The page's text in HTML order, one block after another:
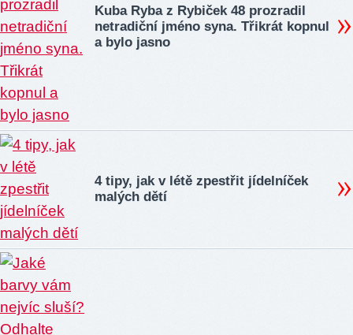
Kuba Ryba z Rybiček 48 prozradil
netradiční jméno syna. Třikrát kopnul
a bylo jasno
4 tipy, jak v létě zpestřit jídelníček
malých dětí